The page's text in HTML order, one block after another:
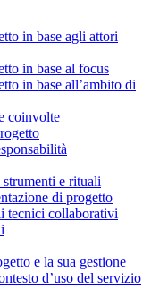
in base agli attori
in base al focus
in base all’ambito di
coinvolte
e rituali
di progetto
tecnici collaborativi
e la sua gestione
d’uso del servizio